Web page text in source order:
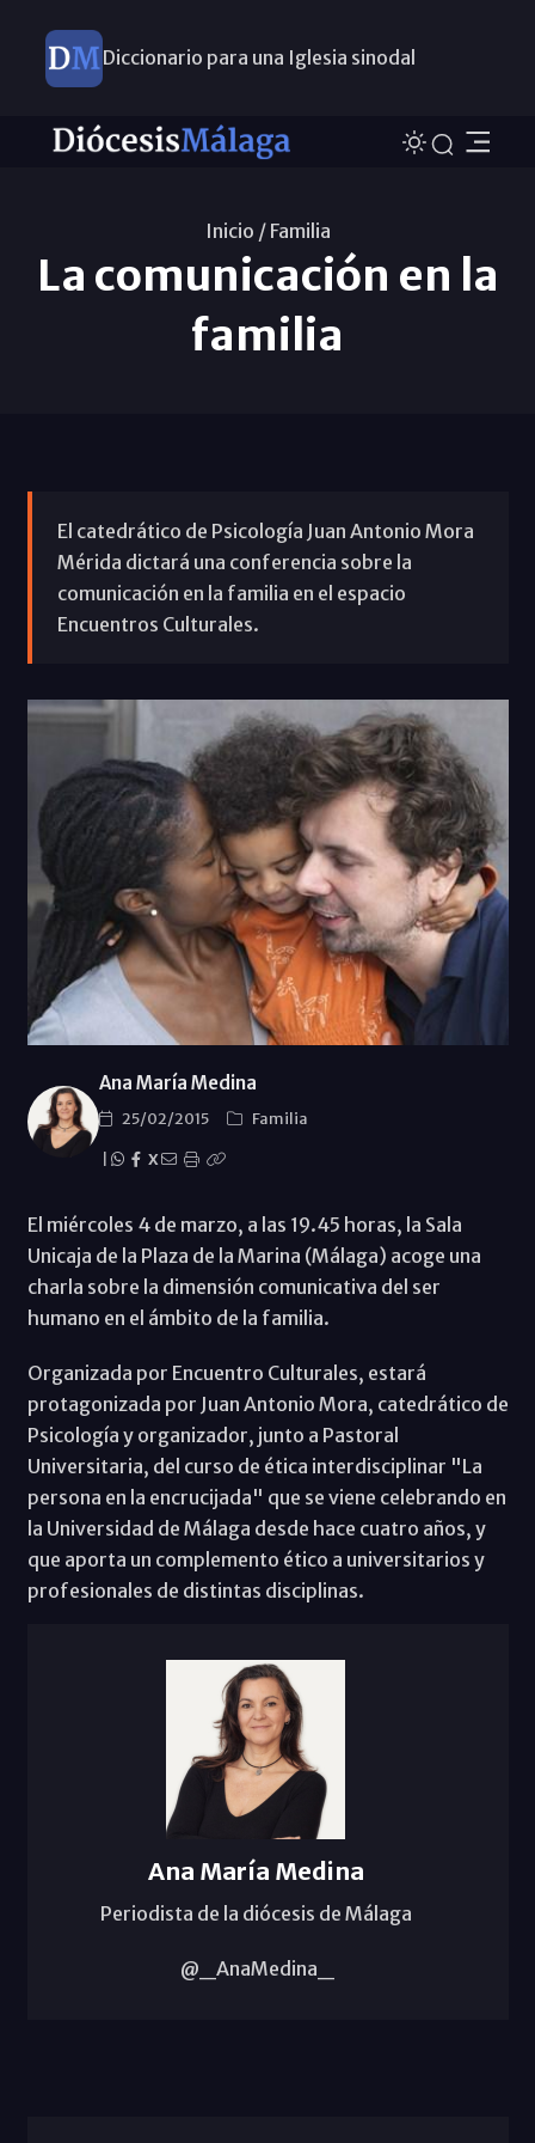
Diccionario para una Iglesia sinodal
Nuevos nombramientos
Inicio / Familia
La comunicación en la
familia
El catedrático de Psicología Juan Antonio Mora
Mérida dictará una conferencia sobre la
comunicación en la familia en el espacio
Encuentros Culturales.
Ana María Medina
25/02/2015
Familia
X
El miércoles 4 de marzo, a las 19.45 horas, la Sala
Unicaja de la Plaza de la Marina (Málaga) acoge una
charla sobre la dimensión comunicativa del ser
humano en el ámbito de la familia.
Organizada por Encuentro Culturales, estará
protagonizada por Juan Antonio Mora, catedrático de
Psicología y organizador, junto a Pastoral
Universitaria, del curso de ética interdisciplinar "La
persona en la encrucijada" que se viene celebrando en
la Universidad de Málaga desde hace cuatro años, y
que aporta un complemento ético a universitarios y
profesionales de distintas disciplinas.
Ana María Medina
Periodista de la diócesis de Málaga
@_AnaMedina_